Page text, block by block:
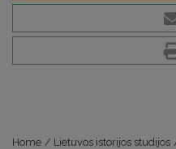
Home / Lietuvos istorijos studijos